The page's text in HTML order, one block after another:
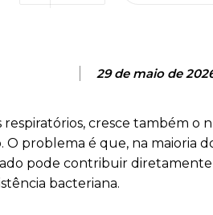
29 de maio de
cresce também o
problema é que, na maioria
pode contribuir
bacteriana.